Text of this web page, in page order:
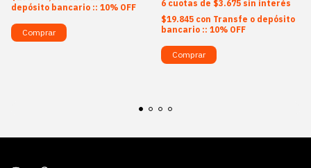
depósito bancario :: 10% OFF
Comprar
6 $3.675 sin interés
$19.845 con Transfe o depósito
bancario :: 10% OFF
Comprar